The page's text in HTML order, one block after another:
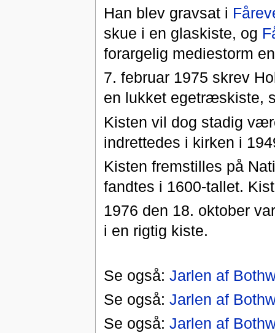
Han blev gravsat i
skue i en glaskiste, og
forargelig mediestorm
7. februar 1975 skrev
en lukket egetræskiste,
Kisten vil dog stadig
indrettedes i kirken i
Kisten fremstilles på
fandtes i 1600-tallet.
1976 den 18. oktober
i en rigtig kiste.
Se også: Jarlen af
Se også: Jarlen af
Se også: Jarlen af